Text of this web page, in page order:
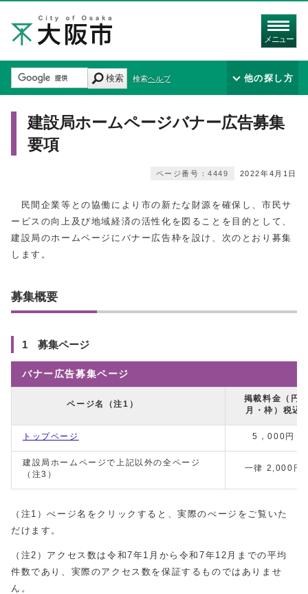
メニュー
検索 検索ヘルプ 他の探し方
建設局ホームページバナー広告募集
要項
2022年4月1日
ページ番号：4449
民間企業等との協働により市の新たな財源を確保し、市民サ
ービスの向上及び地域経済の活性化を図ることを目的として、
建設局のホームページにバナー広告枠を設け、次のとおり募集
します。
募集概要
1 募集ページ
バナー広告募集ページ
ページ名（注1）
掲載料金（円/
月・枠）税込
トップページ 5，000円
建設局ホームページで上記以外の全ページ
（注3）
一律 2,000円
（注1）ぺージ名をクリックすると、実際のぺージをご覧いた
だけます。
（注2）アクセス数は令和7年1月から令和7年12月までの平均
件数であり、実際のアクセス数を保証するものではありませ
ん。